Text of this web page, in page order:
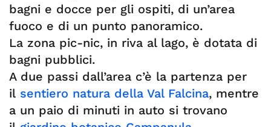
bagni e docce per gli ospiti, di un’area
fuoco e di un punto panoramico.
La zona pic-nic, in riva al lago, è dotata di
bagni pubblici.
A due passi dall’area c’è la partenza per
il sentiero natura della Val Falcina, mentre
a un paio di minuti in auto si trovano